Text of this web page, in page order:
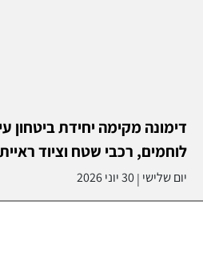
לוחמים, רכבי שטח וציוד
יום שלישי |30 יוני 2026